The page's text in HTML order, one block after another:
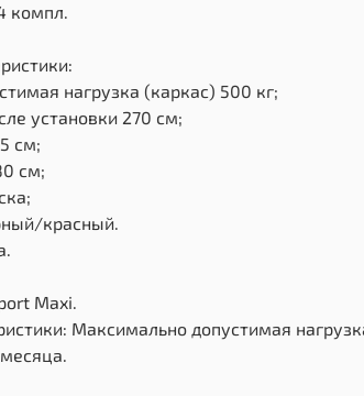
компл.
нагрузка (каркас) 500 кг;
установки 270 см;
см;
см;
красный.
Maxi.
Максимально допустимая